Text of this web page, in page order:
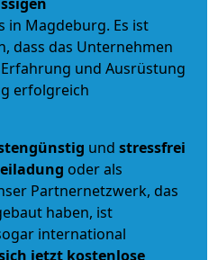
in Magdeburg. Es ist
dass das Unternehmen
und Ausrüstung
erfolgreich
und stressfrei
oder als
Partnernetzwerk, das
haben, ist
international
jetzt kostenlose